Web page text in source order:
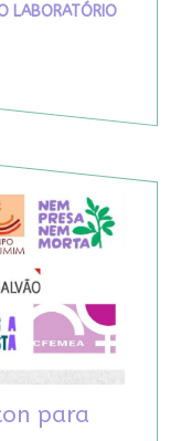
LABORATÓRIO
para